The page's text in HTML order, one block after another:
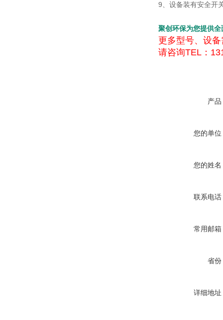
9、设备装有安全开
聚创环保为您提供
更多型号、设
请咨询TEL：
产品
您的单位
您的姓名
联系电话
常用邮箱
省份
详细地址